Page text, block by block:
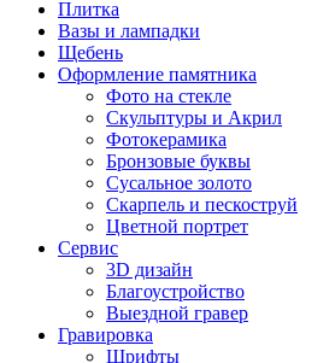
Плитка
Вазы и лампадки
Щебень
Оформление памятника
Фото на стекле
Скульптуры и Акрил
Фотокерамика
Бронзовые буквы
Сусальное золото
Скарпель и пескоструй
Цветной портрет
Сервис
3D дизайн
Благоустройство
Выездной гравер
Гравировка
Шрифты